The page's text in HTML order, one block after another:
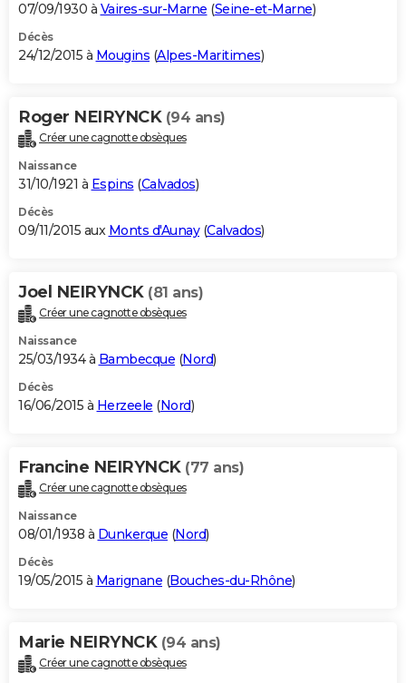
07/09/1930 à Vaires-sur-Marne (Seine-et-Marne)
Décès
24/12/2015 à Mougins (Alpes-Maritimes)
Roger NEIRYNCK (94 ans)
Créer une cagnotte obsèques
Naissance
31/10/1921 à Espins (Calvados)
Décès
09/11/2015 aux Monts d'Aunay(Calvados)
Joel NEIRYNCK (81 ans)
Créer une cagnotte obsèques
Naissance
25/03/1934 à Bambecque (Nord)
Décès
16/06/2015 à Herzeele (Nord)
Francine NEIRYNCK (77 ans)
Créer une cagnotte obsèques
Naissance
08/01/1938 à Dunkerque (Nord)
Décès
19/05/2015 à Marignane (Bouches-du-Rhône)
Marie NEIRYNCK (94 ans)
Créer une cagnotte obsèques